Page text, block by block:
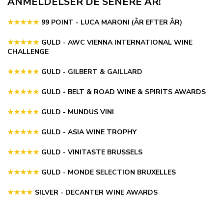
★★★★★ 99 POINT - LUCA MARONI (ÅR EFTER ÅR)
★★★★★ GULD - AWC VIENNA INTERNATIONAL WINE
CHALLENGE
★★★★★ GULD - GILBERT & GAILLARD
★★★★★ GULD - BELT & ROAD WINE & SPIRITS AWARDS
★★★★★ GULD - MUNDUS VINI
★★★★★ GULD - ASIA WINE TROPHY
★★★★★ GULD - VINITASTE BRUSSELS
★★★★★ GULD - MONDE SELECTION BRUXELLES
★★★★ SILVER - DECANTER WINE AWARDS